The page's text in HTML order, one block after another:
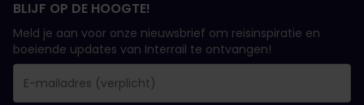
BLIJF OP DE HOOGTE!
Meld je aan voor onze nieuwsbrief om reisinspiratie en
boeiende updates van Interrail te ontvangen!